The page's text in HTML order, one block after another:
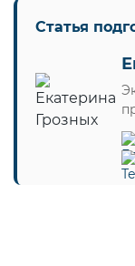
Статья